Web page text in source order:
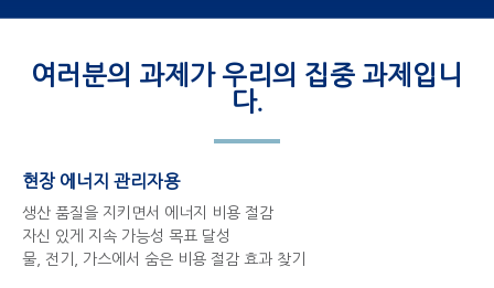
여러분의 과제가 우리의 집중 과제입니
다.
현장 에너지 관리자용
생산 품질을 지키면서 에너지 비용 절감
자신 있게 지속 가능성 목표 달성
물, 전기, 가스에서 숨은 비용 절감 효과 찾기